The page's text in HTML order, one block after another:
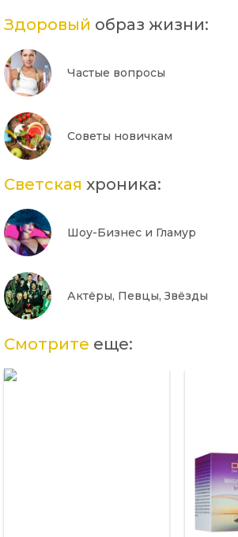
Здоровый образ жизни:
Частые вопросы
Советы новичкам
Светская хроника:
Шоу-Бизнес и Гламур
Актёры, Певцы, Звёзды
Смотрите еще: